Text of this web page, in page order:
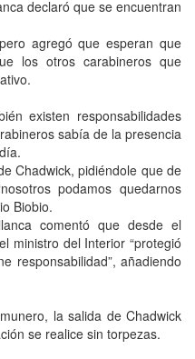
declaró que se encuentran
agregó que esperan que
los otros carabineros que
existen responsabilidades
sabía de la presencia
Chadwick, pidiéndole que de
podamos quedarnos
Biobio.
comentó que desde el
ministro del Interior “protegió
responsabilidad”, añadiendo
la salida de Chadwick
se realice sin torpezas.